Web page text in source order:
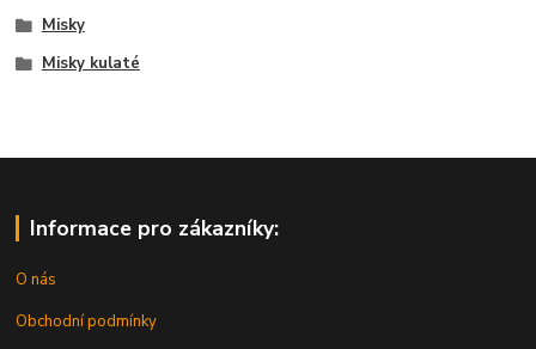
Misky
Misky kulaté
Informace pro zákazníky:
O nás
Obchodní podmínky